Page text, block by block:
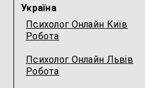
Україна
Психолог Онлайн Київ
Робота
Психолог Онлайн Львів
Робота